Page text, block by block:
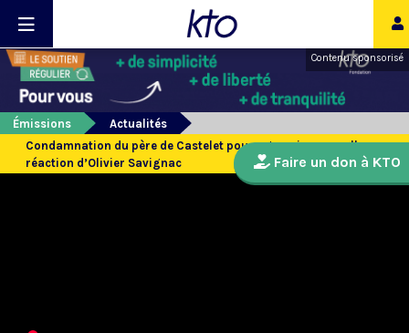
Contenu sponsorisé
Émissions
Actualités
Condamnation du père de Castelet pour agression sexuelle :
réaction d’Olivier Savignac
Faire un don à KTO